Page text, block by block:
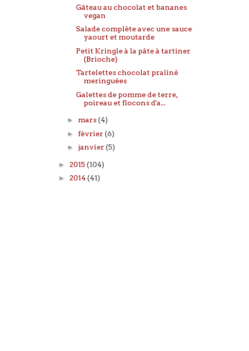
Gâteau au chocolat et bananes
vegan
Salade complète avec une sauce
yaourt et moutarde
Petit Kringle à la pâte à tartiner
(Brioche)
Tartelettes chocolat praliné
meringuées
Galettes de pomme de terre,
poireau et flocons d'a...
► mars(4)
► février (6)
► janvier (5)
► 2015 (104)
► 2014 (41)